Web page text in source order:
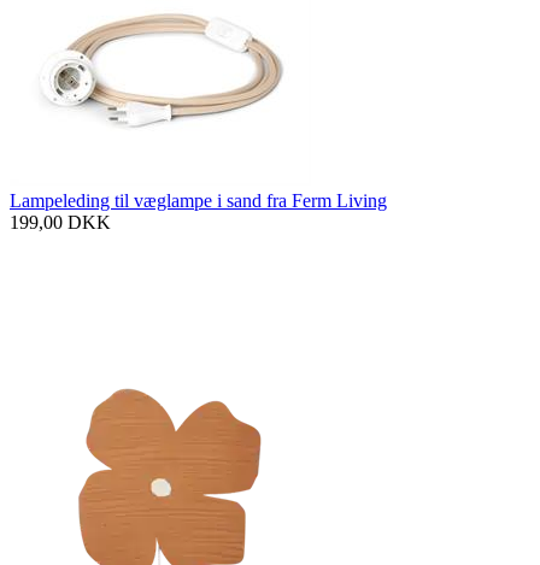
Lampeleding til væglampe i sand fra Ferm Living
199,00 DKK